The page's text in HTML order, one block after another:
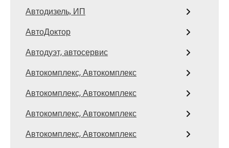
Автодизель, ИП
АвтоДоктор
Автодуэт, автосервис
Автокомплекс, Автокомплекс
Автокомплекс, Автокомплекс
Автокомплекс, Автокомплекс
Автокомплекс, Автокомплекс